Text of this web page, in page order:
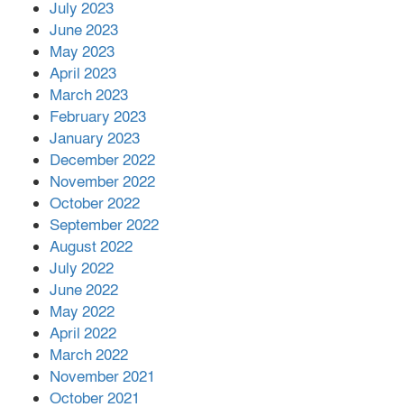
July 2023
June 2023
May 2023
April 2023
March 2023
February 2023
January 2023
December 2022
November 2022
October 2022
September 2022
August 2022
July 2022
June 2022
May 2022
April 2022
March 2022
November 2021
October 2021